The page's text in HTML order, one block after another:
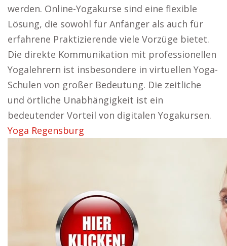
werden. Online-Yogakurse sind eine flexible
Lösung, die sowohl für Anfänger als auch für
erfahrene Praktizierende viele Vorzüge bietet.
Die direkte Kommunikation mit professionellen
Yogalehrern ist insbesondere in virtuellen Yoga-
Schulen von großer Bedeutung. Die zeitliche
und örtliche Unabhängigkeit ist ein
bedeutender Vorteil von digitalen Yogakursen.
Yoga Regensburg